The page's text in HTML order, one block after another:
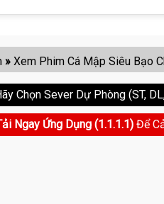
» Xem Phim Cá Mập Siêu Bạo
Chọn Sever Dự Phòng (ST,
Ngay Ứng Dụng (1.1.1.1) Để